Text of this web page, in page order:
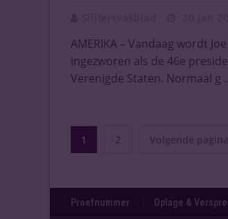
AMERIKA – Vandaag wordt
ingezworen als de 46e
Verenigde Staten. Normaal g
1 2 Volgende pagina
Proefnummer Oplage &